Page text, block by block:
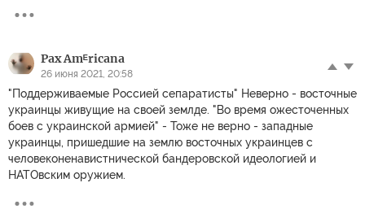
Pax Amᴱricana
26 июня 2021, 20:58
"Поддерживаемые Россией сепаратисты" Неверно - восточные
украинцы живущие на своей землде. "Во время ожесточенных
боев с украинской армией" - Тоже не верно - западные
украинцы, пришедшие на землю восточных украинцев с
человеконенавистнической бандеровской идеологией и
НАТОвским оружием.